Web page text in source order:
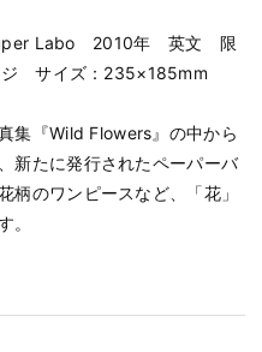
Labo 2010年 英文 限
サイズ：235×185mm
集『Wild Flowers』の中から
新たに発行されたペーパーバ
柄のワンピースなど、「花」
。